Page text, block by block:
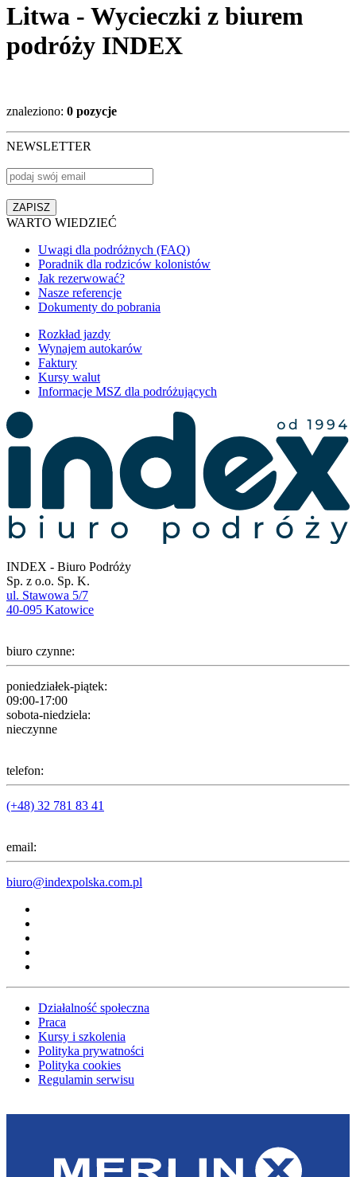
Litwa - Wycieczki z biurem
podróży INDEX
znaleziono: 0 pozycje
NEWSLETTER
WARTO WIEDZIEĆ
Uwagi dla podróżnych (FAQ)
Poradnik dla rodziców kolonistów
Jak rezerwować?
Nasze referencje
Dokumenty do pobrania
Rozkład jazdy
Wynajem autokarów
Faktury
Kursy walut
Informacje MSZ dla podróżujących
INDEX - Biuro Podróży
Sp. z o.o. Sp. K.
ul. Stawowa 5/7
40-095 Katowice
biuro czynne:
poniedziałek-piątek:
09:00-17:00
sobota-niedziela:
nieczynne
telefon:
(+48) 32 781 83 41
email:
biuro@indexpolska.com.pl
Działalność społeczna
Praca
Kursy i szkolenia
Polityka prywatności
Polityka cookies
Regulamin serwisu